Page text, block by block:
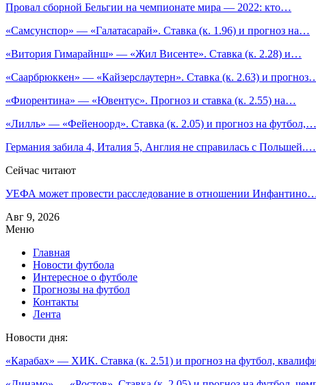
Провал сборной Бельгии на чемпионате мира — 2022: кто…
«Самсунспор» — «Галатасарай». Ставка (к. 1.96) и прогноз на…
«Витория Гимарайнш» — «Жил Висенте». Ставка (к. 2.28) и…
«Саарбрюккен» — «Кайзерслаутерн». Ставка (к. 2.63) и
«Фиорентина» — «Ювентус». Прогноз и ставка (к. 2.55) на…
«Лилль» — «Фейеноорд». Ставка (к. 2.05) и прогноз на футбол,…
Германия забила 4, Италия 5, Англия не справилась с Польшей.…
Сейчас читают
УЕФА может провести расследование в отношении
Авг 9, 2026
Меню
Главная
Новости футбола
Интересное о футболе
Прогнозы на футбол
Контакты
Лента
Новости дня:
«Карабах» — ХИК. Ставка (к. 2.51) и прогноз на футбол,